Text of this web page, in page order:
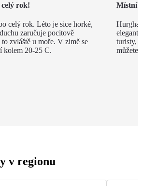
celý rok!
celý rok. Léto je sice horké,
zaručuje pocitově
zvláště u moře. V zimě se
kolem 20-25 C.
Místní
turisty,
můžete
v regionu